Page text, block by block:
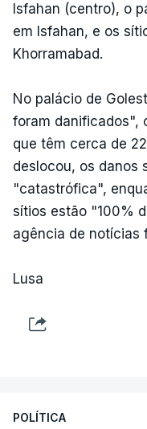
Isfahan (centro), o
em Isfahan, e os
Khorramabad.
No palácio de
foram danificados",
que têm cerca de
deslocou, os danos
"catastrófica",
sítios estão "100%
agência de notícias
Lusa
POLÍTICA